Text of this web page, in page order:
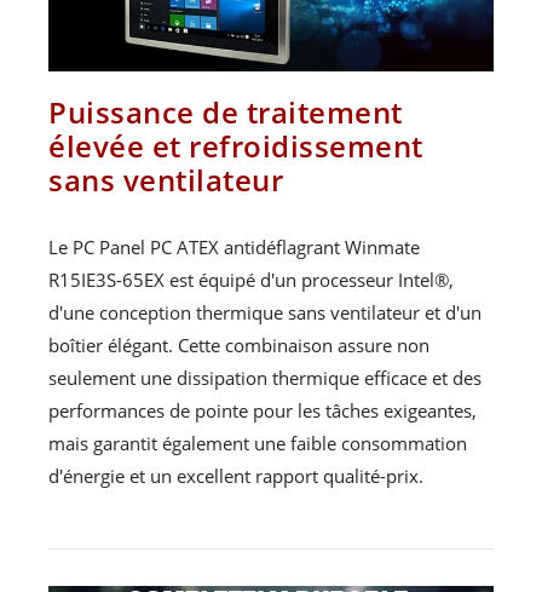
Puissance de traitement
élevée et refroidissement
sans ventilateur
Le PC Panel PC ATEX antidéflagrant Winmate
R15IE3S-65EX est équipé d'un processeur Intel®,
d'une conception thermique sans ventilateur et d'un
boîtier élégant. Cette combinaison assure non
seulement une dissipation thermique efficace et des
performances de pointe pour les tâches exigeantes,
mais garantit également une faible consommation
d'énergie et un excellent rapport qualité-prix.